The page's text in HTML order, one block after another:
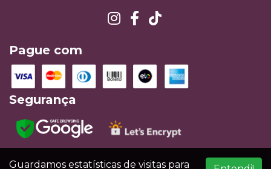
Pague com
Segurança
Guardamos estatísticas de visitas para